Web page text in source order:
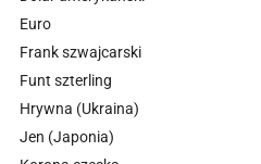
Euro
Frank szwajcarski
Funt szterling
Hrywna (Ukraina)
Jen (Japonia)